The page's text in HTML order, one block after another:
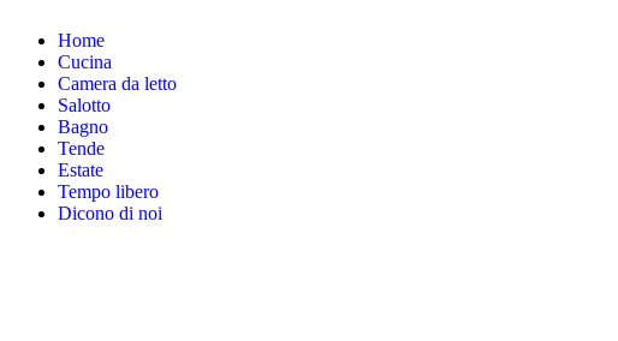
Home
Cucina
Camera da letto
Salotto
Bagno
Tende
Estate
Tempo libero
Dicono di noi